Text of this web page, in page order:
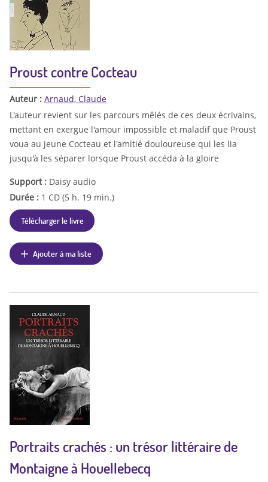
Proust contre Cocteau
Auteur : Arnaud, Claude
L'auteur revient sur les parcours mêlés de ces deux écrivains,
mettant en exergue l'amour impossible et maladif que Proust
voua au jeune Cocteau et l'amitié douloureuse qui les lia
jusqu'à les séparer lorsque Proust accéda à la gloire
Support : Daisy audio
Durée : 1 CD (5 h. 19 min.)
Télécharger le livre
Ajouter à ma liste
Portraits crachés : un trésor littéraire de
Montaigne à Houellebecq